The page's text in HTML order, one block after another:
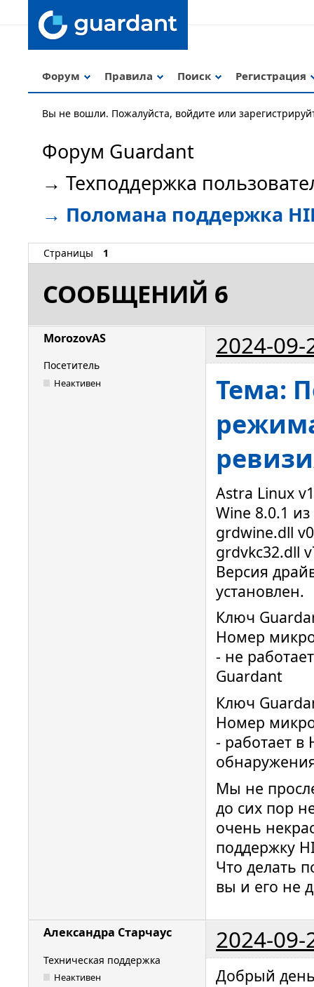
Форум Правила Поиск Регистрация
Вы не вошли. Пожалуйста, войдите или
Форум Guardant
→ Техподдержка
→ Поломана поддержка
Страницы 1
СООБЩЕНИЙ 6
MorozovAS 2024-09-
Посетитель
Неактивен
Тема:
Astra Linux
Wine 8.0.1
grdwine.dll
grdvkc32.dll
Версия
установлен.
Ключ
Номер
- не
Guardant
Ключ
Номер
- работает
Мы не
до сих пор
очень
поддержку
Что делать
вы и его не
Александра Старчаус 2024-09-
Техническая поддержка
Неактивен
Добрый